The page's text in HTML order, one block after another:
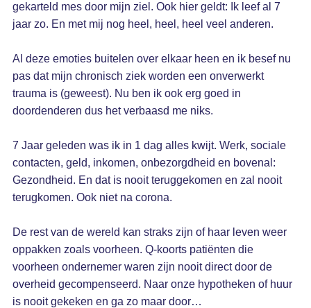
gekarteld mes door mijn ziel. Ook hier geldt: Ik leef al 7
jaar zo. En met mij nog heel, heel, heel veel anderen.
Al deze emoties buitelen over elkaar heen en ik besef nu
pas dat mijn chronisch ziek worden een onverwerkt
trauma is (geweest). Nu ben ik ook erg goed in
doordenderen dus het verbaasd me niks.
7 Jaar geleden was ik in 1 dag alles kwijt. Werk, sociale
contacten, geld, inkomen, onbezorgdheid en bovenal:
Gezondheid. En dat is nooit teruggekomen en zal nooit
terugkomen. Ook niet na corona.
De rest van de wereld kan straks zijn of haar leven weer
oppakken zoals voorheen. Q-koorts patiënten die
voorheen ondernemer waren zijn nooit direct door de
overheid gecompenseerd. Naar onze hypotheken of huur
is nooit gekeken en ga zo maar door…